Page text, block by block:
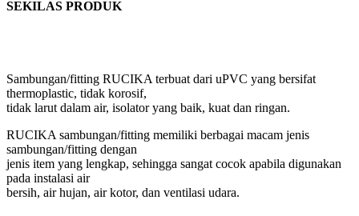
SEKILAS PRODUK
Sambungan/fitting RUCIKA terbuat dari uPVC yang bersifat
thermoplastic, tidak korosif,
tidak larut dalam air, isolator yang baik, kuat dan ringan.
RUCIKA sambungan/fitting memiliki berbagai macam jenis
sambungan/fitting dengan
jenis item yang lengkap, sehingga sangat cocok apabila digunakan
pada instalasi air
bersih, air hujan, air kotor, dan ventilasi udara.